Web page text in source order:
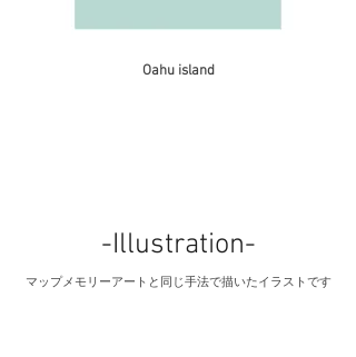
Oahu island
-Illustration-
マップメモリーアートと同じ手法で描いたイラストです